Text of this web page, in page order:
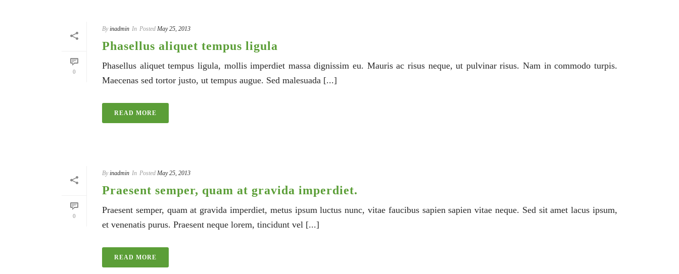
0
By inadmin In Posted May 25, 2013
Phasellus aliquet tempus ligula
Phasellus aliquet tempus ligula, mollis imperdiet massa dignissim eu. Mauris ac risus neque, ut pulvinar risus. Nam in commodo turpis.
Maecenas sed tortor justo, ut tempus augue. Sed malesuada [...]
READ MORE
0
By inadmin In Posted May 25, 2013
Praesent semper, quam at gravida imperdiet.
Praesent semper, quam at gravida imperdiet, metus ipsum luctus nunc, vitae faucibus sapien sapien vitae neque. Sed sit amet lacus ipsum,
et venenatis purus. Praesent neque lorem, tincidunt vel [...]
READ MORE